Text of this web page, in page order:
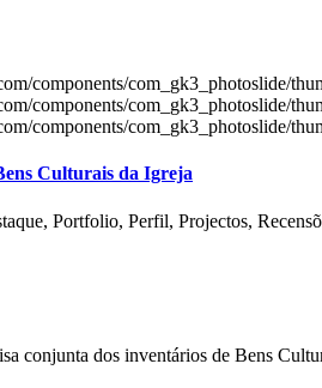
components/com_gk3_photoslide/
components/com_gk3_photoslide/
components/com_gk3_photoslide/
Culturais da Igreja
Portfolio, Perfil, Projectos,
conjunta dos inventários de Bens